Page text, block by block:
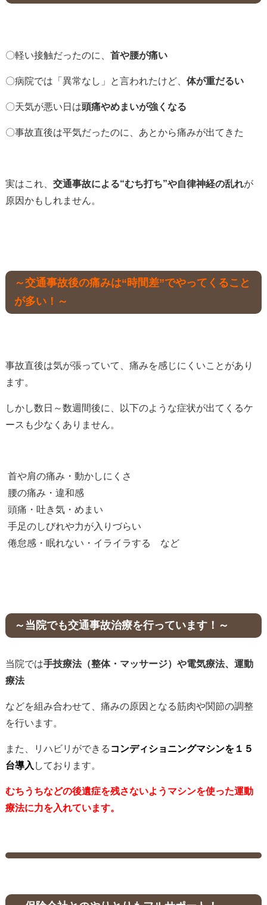
〇軽い接触だったのに、 首や腰が痛い
〇病院では「異常なし」と言われたけど、 体が重だるい
〇天気が悪い日は頭痛やめまいが強くなる
〇事故直後は平気だったのに、あとから痛みが出てきた
実はこれ、 交通事故による“むち打ち”や自律神経の乱れが
原因かもしれません。
～交通事故後の痛みは“時間差”でやってくること
が多い！～
事故直後は気が張っていて、痛みを感じにくいことがあり
ます。
しかし数日～数週間後に、以下のような症状が出てくるケ
ースも少なくありません。
首や肩の痛み・動かしにくさ
腰の痛み・違和感
頭痛・吐き気・めまい
手足のしびれや力が入りづらい
倦怠感・眠れない・イライラする など
～当院でも交通事故治療を行っています！～
当院では手技療法（整体・マッサージ）や電気療法、運動
療法
などを組み合わせて、痛みの原因となる筋肉や関節の調整
を行います。
また、リハビリができる コンディショニングマシンを１５
台導入 しております。
むちうちなどの後遺症を残さないようマシンを使った運動
療法に力を入れています。